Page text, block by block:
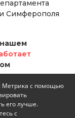
Симферополя
Метрика с помощью
его лучше.
с